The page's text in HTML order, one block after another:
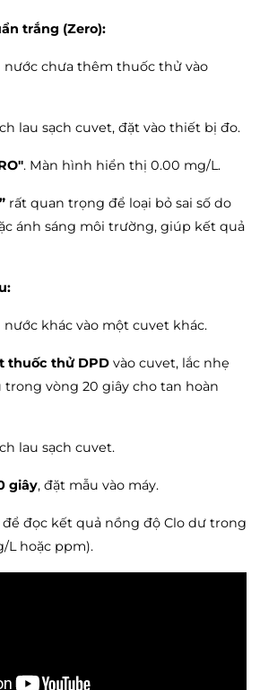
trắng (Zero):
nước chưa thêm thuốc thử vào
lau sạch cuvet, đặt vào thiết bị đo.
. Màn hình hiển thị 0.00 mg/L.
rất quan trọng để loại bỏ sai số do
ánh sáng môi trường, giúp kết quả
nước khác vào một cuvet khác.
thuốc thử DPD vào cuvet, lắc nhẹ
trong vòng 20 giây cho tan hoàn
lau sạch cuvet.
giây, đặt mẫu vào máy.
để đọc kết quả nồng độ Clo dư trong
L hoặc ppm).